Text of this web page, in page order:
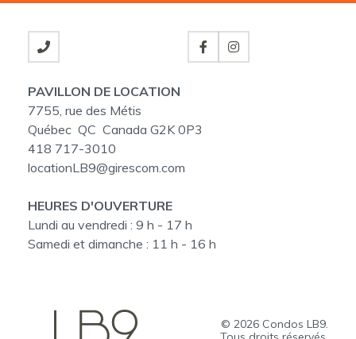
PAVILLON DE LOCATION
7755, rue des Métis
Québec QC Canada G2K 0P3
418 717-3010
locationLB9@girescom.com
HEURES D'OUVERTURE
Lundi au vendredi : 9 h - 17 h
Samedi et dimanche : 11 h - 16 h
© 2026 Condos LB9.